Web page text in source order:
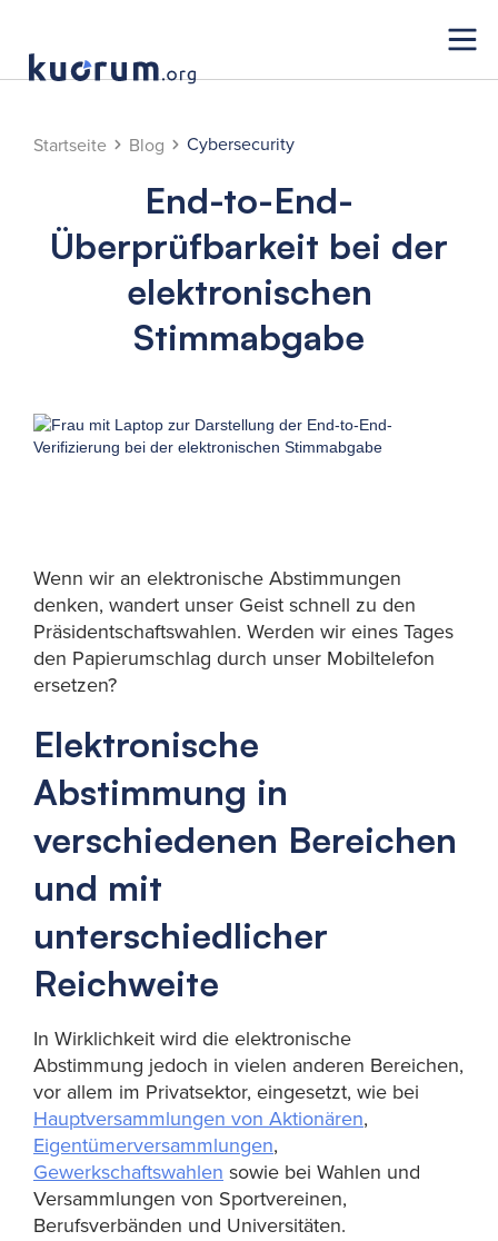
Startseite Blog Cybersecurity
End-to-End-
Überprüfbarkeit bei der
elektronischen
Stimmabgabe
Wenn wir an elektronische Abstimmungen
denken, wandert unser Geist schnell zu den
Präsidentschaftswahlen. Werden wir eines Tages
den Papierumschlag durch unser Mobiltelefon
ersetzen?
Elektronische
Abstimmung in
verschiedenen Bereichen
und mit
unterschiedlicher
Reichweite
In Wirklichkeit wird die elektronische
Abstimmung jedoch in vielen anderen Bereichen,
vor allem im Privatsektor, eingesetzt, wie bei
Hauptversammlungen von Aktionären,
Eigentümerversammlungen,
Gewerkschaftswahlen sowie bei Wahlen und
Versammlungen von Sportvereinen,
Berufsverbänden und Universitäten.